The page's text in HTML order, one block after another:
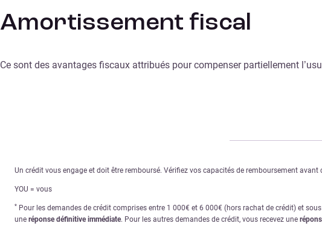
Amortissement fiscal
Ce sont des avantages fiscaux attribués pour compenser partiellement
Un crédit vous engage et doit être remboursé. Vérifiez vos capacités de remboursement avant
YOU = vous
* Pour les demandes de crédit comprises entre 1 000€ et 6 000€ (hors rachat de crédit) et
une réponse définitive immédiate. Pour les autres demandes de crédit, vous recevez une